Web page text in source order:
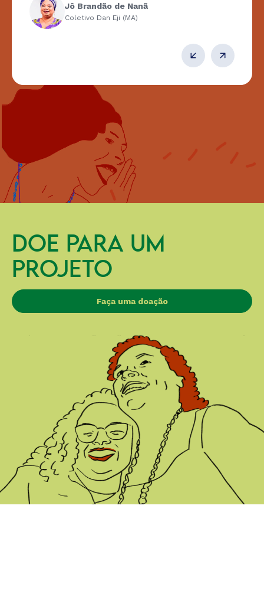
Jô Brandão de Nanã
Coletivo Dan Eji (MA)
DOE PARA UM
PROJETO
Faça uma doação